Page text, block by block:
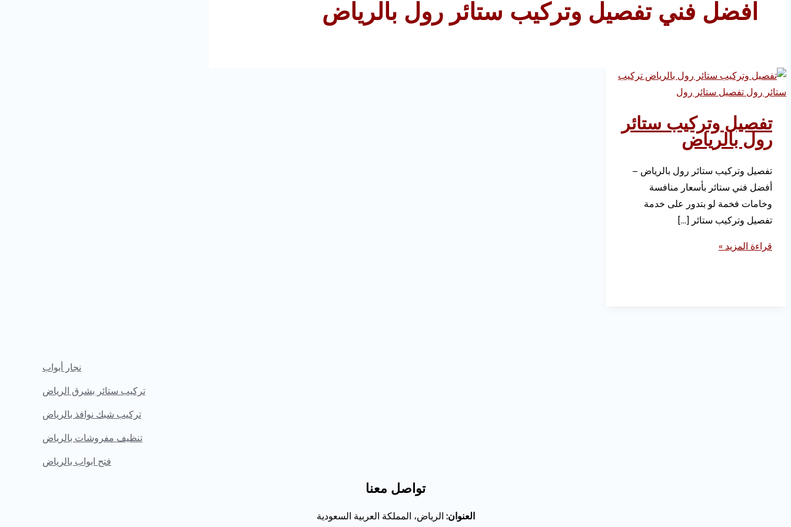
افضل فني تفصيل وتركيب ستائر رول بالرياض
تفصيل وتركيب ستائر
رول بالرياض
تفصيل وتركيب ستائر رول بالرياض –
أفضل فني ستائر بأسعار منافسة
وخامات فخمة لو بتدور على خدمة
تفصيل وتركيب ستائر […]
قراءة المزيد »
نجار أبواب
تركيب ستائر بشرق الرياض
تركيب شبك نوافذ بالرياض
تنظيف مفروشات بالرياض
فتح ابواب بالرياض
تواصل معنا
العنوان: الرياض، المملكة العربية السعودية